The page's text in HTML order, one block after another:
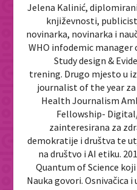
Jelena Kalinić,
književnosti,
novinarka, novinarka i
WHO infodemic
Study design &
trening. Drugo mjesto u
journalist of the year
Health Journalism
Fellowship-
zainteresirana za
demokratije i društva te
na društvo i AI etiku.
Quantum of Science
Nauka govori. Osnivačica